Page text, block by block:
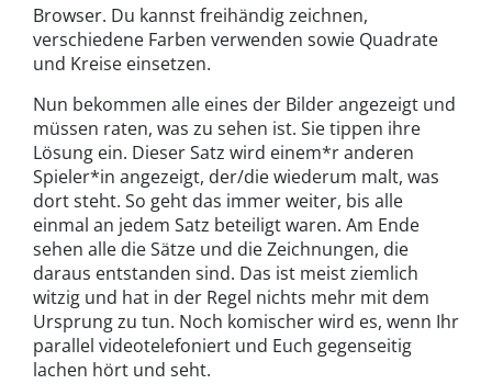
Browser. Du kannst freihändig zeichnen,
verschiedene Farben verwenden sowie Quadrate
und Kreise einsetzen.
Nun bekommen alle eines der Bilder angezeigt und
müssen raten, was zu sehen ist. Sie tippen ihre
Lösung ein. Dieser Satz wird einem*r anderen
Spieler*in angezeigt, der/die wiederum malt, was
dort steht. So geht das immer weiter, bis alle
einmal an jedem Satz beteiligt waren. Am Ende
sehen alle die Sätze und die Zeichnungen, die
daraus entstanden sind. Das ist meist ziemlich
witzig und hat in der Regel nichts mehr mit dem
Ursprung zu tun. Noch komischer wird es, wenn Ihr
parallel videotelefoniert und Euch gegenseitig
lachen hört und seht.